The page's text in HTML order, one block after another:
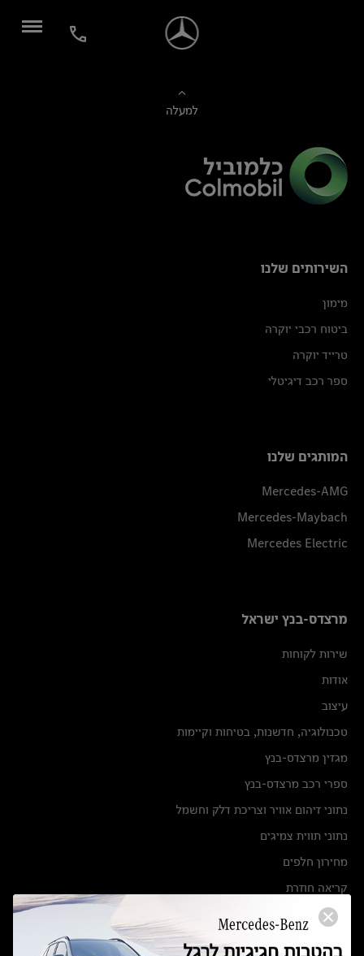
למעלה
השירותים שלנו
מימון
ביטוח רכבי יוקרה
טרייד יוקרה
ספר רכב דיגיטלי
המותגים שלנו
Mercedes-AMG
Mercedes-Maybach
Mercedes Electric
מרצדס-בנץ ישראל
שירות לקוחות
אודות
עיצוב
טכנולוגיה, חדשנות, בטיחות וקיימות
מגזין מרצדס-בנץ
ספרי רכב מרצדס-בנץ
נתוני זיהום אוויר וצריכת דלק וחשמל
נתוני תווית צמיגים
מחירון חלפים
קריאה חוזרת
הודעה על הטבות לרכבי מרצדס בהסדר פשרה בתצ 56447-02-19